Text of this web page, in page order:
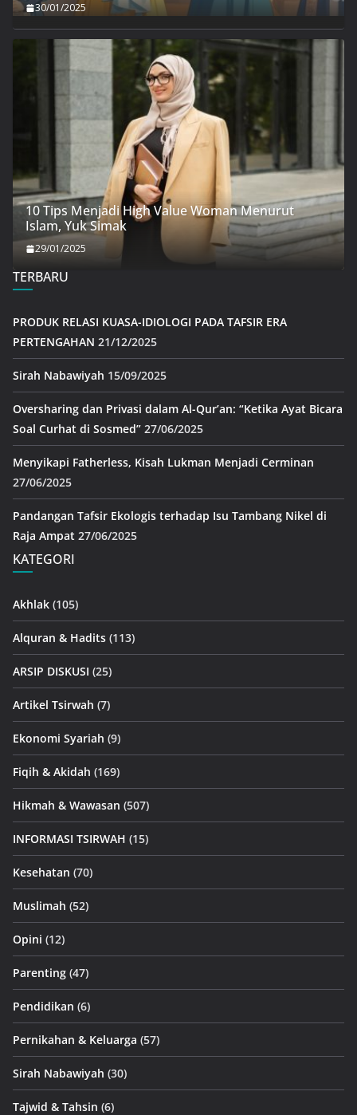
30/01/2025
10 Tips Menjadi High Value Woman Menurut
Islam, Yuk Simak
29/01/2025
TERBARU
PRODUK RELASI KUASA-IDIOLOGI PADA TAFSIR ERA
PERTENGAHAN 21/12/2025
Sirah Nabawiyah 15/09/2025
Oversharing dan Privasi dalam Al-Qur’an: “Ketika Ayat Bicara
Soal Curhat di Sosmed” 27/06/2025
Menyikapi Fatherless, Kisah Lukman Menjadi Cerminan
27/06/2025
Pandangan Tafsir Ekologis terhadap Isu Tambang Nikel di
Raja Ampat 27/06/2025
KATEGORI
Akhlak (105)
Alquran & Hadits (113)
ARSIP DISKUSI (25)
Artikel Tsirwah (7)
Ekonomi Syariah (9)
Fiqih & Akidah (169)
Hikmah & Wawasan (507)
INFORMASI TSIRWAH (15)
Kesehatan (70)
Muslimah (52)
Opini (12)
Parenting (47)
Pendidikan (6)
Pernikahan & Keluarga (57)
Sirah Nabawiyah (30)
Tajwid & Tahsin (6)